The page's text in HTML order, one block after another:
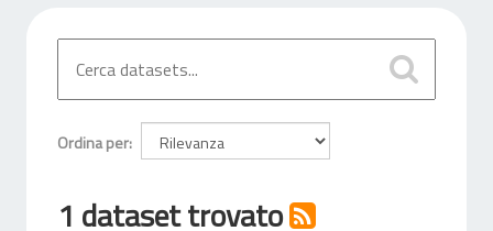
Ordina per
1 dataset trovato